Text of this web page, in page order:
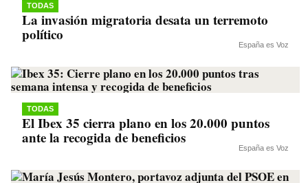
TODAS
La invasión migratoria desata un terremoto
político
España es Voz
TODAS
El Ibex 35 cierra plano en los 20.000 puntos
ante la recogida de beneficios
España es Voz